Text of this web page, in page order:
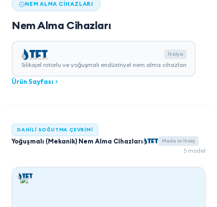
NEM ALMA CIHAZLARI
Nem Alma Cihazları
İtalya
Silikajel rotorlu ve yoğuşmalı endüstriyel nem alma cihazları
Ürün Sayfası
DAHILI SOĞUTMA ÇEVRIMI
Yoğuşmalı (Mekanik) Nem Alma Cihazları Made in Italy
5 model